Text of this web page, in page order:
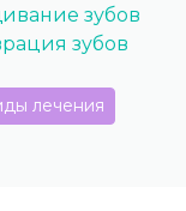
зубов
зубов
лечения